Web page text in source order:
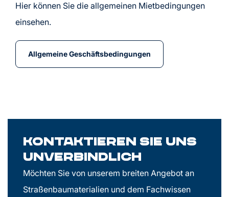
Hier können Sie die allgemeinen Mietbedingungen
einsehen.
Allgemeine Geschäftsbedingungen
Kontaktieren Sie uns
unverbindlich
Möchten Sie von unserem breiten Angebot an
Straßenbaumaterialien und dem Fachwissen